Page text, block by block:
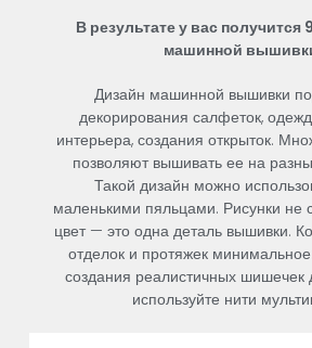
В результатеу вас получится 9
машинной
Дизайн машинной вышивки
декорирования салфеток,
интерьера, создания открыток.
позволяют вышивать ее на
Такой дизайн можно
маленькими пяльцами. Рисунки не
цвет— это одна деталь вышивки.
отделок и протяжек минимальное
создания реалистичных шишечек
используйте нити